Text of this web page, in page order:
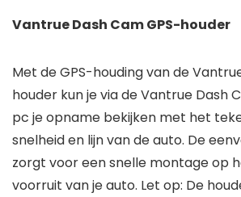
Vantrue Dash Cam GPS-houder
Met de GPS-houding van de
houder kun je via de Vantrue Dash
pc je opname bekijken met het
snelheid en lijn van de auto. De
zorgt voor een snelle montage op
voorruit van je auto. Let op: De